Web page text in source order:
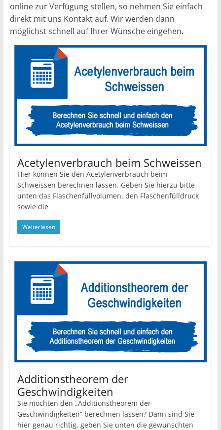
online zur Verfügung stellen, so nehmen Sie einfach
direkt mit uns Kontakt auf. Wir werden dann
möglichst schnell auf Ihrer Wünsche eingehen.
Acetylenverbrauch beim Schweissen
Hier können Sie den Acetylenverbrauch beim
Schweissen berechnen lassen. Geben Sie hierzu bitte
unten das Flaschenfüllvolumen, den Flaschenfülldruck
sowie die
Weiterlesen
Additionstheorem der
Geschwindigkeiten
Sie möchten den „Additionstheorem der
Geschwindigkeiten“ berechnen lassen? Dann sind Sie
hier genau richtig, geben Sie unten die gewünschten